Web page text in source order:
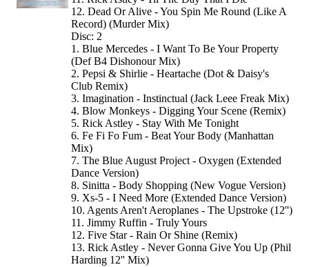
12. Dead Or Alive - You Spin Me Round (Like A
Record) (Murder Mix)
Disc: 2
1. Blue Mercedes - I Want To Be Your Property
(Def B4 Dishonour Mix)
2. Pepsi & Shirlie - Heartache (Dot & Daisy's
Club Remix)
3. Imagination - Instinctual (Jack Leee Freak Mix)
4. Blow Monkeys - Digging Your Scene (Remix)
5. Rick Astley - Stay With Me Tonight
6. Fe Fi Fo Fum - Beat Your Body (Manhattan
Mix)
7. The Blue August Project - Oxygen (Extended
Dance Version)
8. Sinitta - Body Shopping (New Vogue Version)
9. Xs-5 - I Need More (Extended Dance Version)
10. Agents Aren't Aeroplanes - The Upstroke (12'')
11. Jimmy Ruffin - Truly Yours
12. Five Star - Rain Or Shine (Remix)
13. Rick Astley - Never Gonna Give You Up (Phil
Harding 12'' Mix)